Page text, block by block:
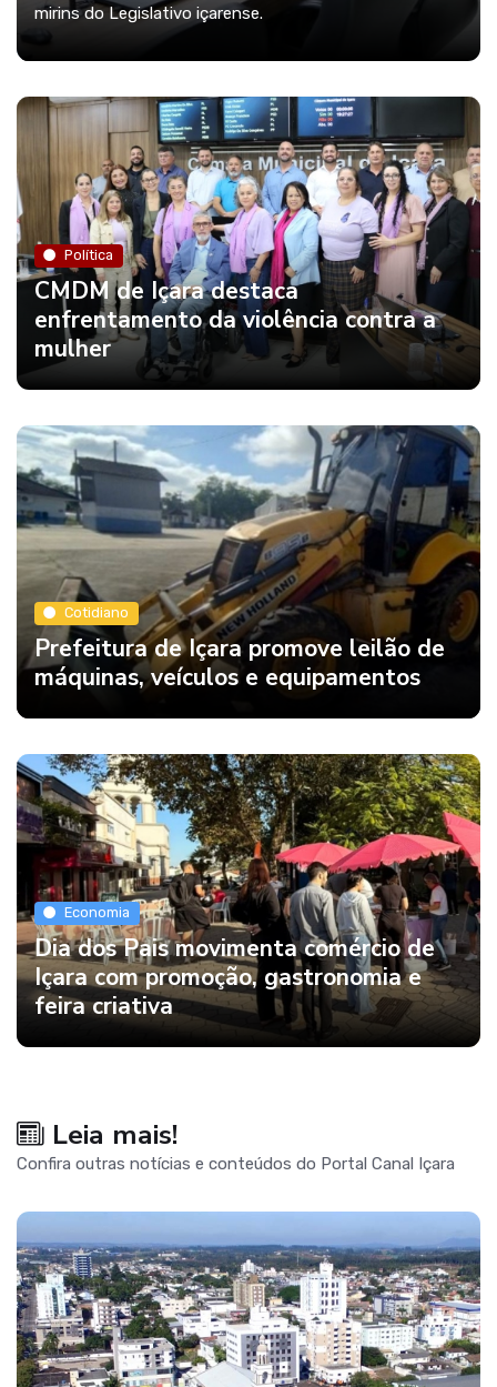
mirins do Legislativo içarense.
Política
CMDM de Içara destaca
enfrentamento da violência contra a
mulher
Cotidiano
Prefeitura de Içara promove leilão de
máquinas, veículos e equipamentos
Economia
Dia dos Pais movimenta comércio de
Içara com promoção, gastronomia e
feira criativa
Leia mais!
Confira outras notícias e conteúdos do Portal Canal Içara